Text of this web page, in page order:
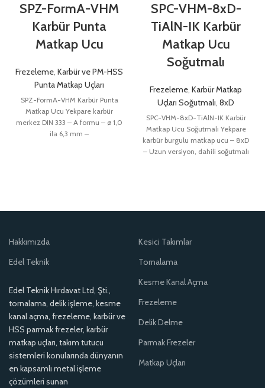
SPZ-FormA-VHM
Karbür Punta
Matkap Ucu
Frezeleme, Karbür ve PM-HSS
Punta Matkap Uçları
SPZ-FormA-VHM Karbür Punta
Matkap Ucu Yekpare karbür
merkez DIN 333 – A formu – ø 1,0
ila 6,3 mm –
SPC-VHM-8xD-
TiAlN-IK Karbür
Matkap Ucu
Soğutmalı
Frezeleme, Karbür Matkap
Uçları Soğutmalı, 8xD
SPC-VHM-8xD-TiAlN-IK Karbür
Matkap Ucu Soğutmalı Yekpare
karbür burgulu matkap ucu – 8xD
– Uzun versiyon, dahili soğutmalı
Hakkımızda
Edel Teknik
Edel Teknik Hırdavat Ltd, Şti.,
tornalama, delik işleme, kesme
kanal açma, frezeleme, karbür ve
HSS parmak frezeler, karbür
matkap uçları, takım tutucu
sistemleri konularında dünyanın
en kapsamlı metal işleme
çözümleri sunan
Kesici Takımlar
Tornalama
Kesme Kanal Açma
Frezeleme
Delik Delme
Parmak Frezeler
Matkap Uçları